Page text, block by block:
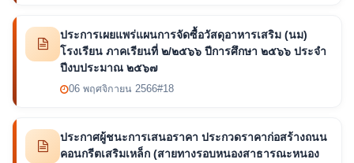
ประการเผยแพร่แผนการจัดซื้อวัสดุอาหารเสริม (นม)
โรงเรียน ภาคเรียนที่ ๒/๒๕๖๖ ปีการศึกษา ๒๕๖๖ ประจำ
ปีงบประมาณ ๒๕๖๗
06 พฤศจิกายน 2566#18
ประกาศผู้ชนะการเสนอราคา ประกวดราคาก่อสร้างถนน
คอนกรีตเสริมเหล็ก (สายทางรอบหนองสาธารณะหนอง